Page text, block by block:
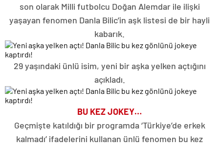
son olarak Milli futbolcu Doğan Alemdar ile ilişki
yaşayan fenomen Danla Bilic’in aşk listesi de bir hayli
kabarık.
29 yaşındaki ünlü isim, yeni bir aşka yelken açtığını
açıkladı.
BU KEZ JOKEY…
Geçmişte katıldığı bir programda ‘Türkiye’de erkek
kalmadı’ ifadelerini kullanan ünlü fenomen bu kez